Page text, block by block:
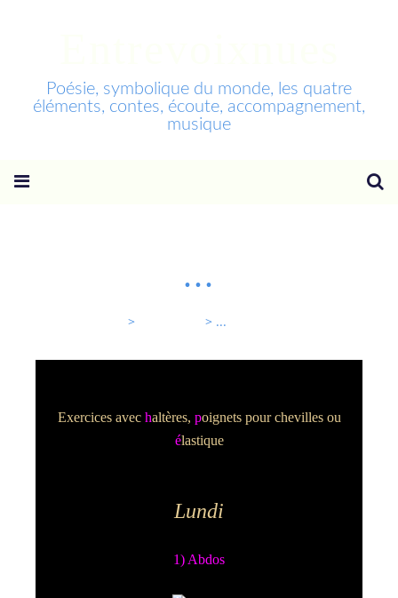
Poésie, symbolique du monde, les quatre
éléments, contes, écoute, accompagnement,
musique
...
> > ...
Exercices avec haltères, poignets pour chevilles ou
élastique
Lundi
1) Abdos